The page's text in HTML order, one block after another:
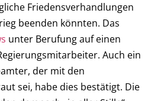
Friedensverhandlungen
beenden könnten. Das
unter Berufung auf einen
Auch ein
der mit den
sei, habe dies bestätigt. Die